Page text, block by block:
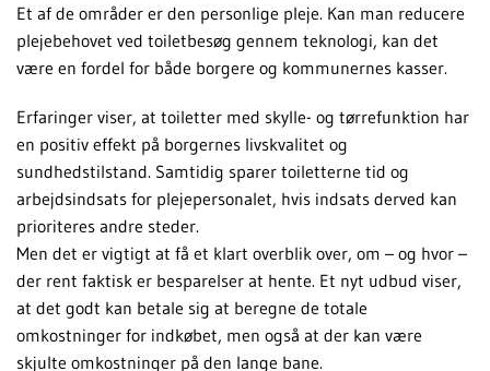
Et af de områder er den personlige pleje. Kan man reducere
plejebehovet ved toiletbesøg gennem teknologi, kan det
være en fordel for både borgere og kommunernes kasser.
Erfaringer viser, at toiletter med skylle- og tørrefunktion har
en positiv effekt på borgernes livskvalitet og
sundhedstilstand. Samtidig sparer toiletterne tid og
arbejdsindsats for plejepersonalet, hvis indsats derved kan
prioriteres andre steder.
Men det er vigtigt at få et klart overblik over, om – og hvor –
der rent faktisk er besparelser at hente. Et nyt udbud viser,
at det godt kan betale sig at beregne de totale
omkostninger for indkøbet, men også at der kan være
skjulte omkostninger på den lange bane.